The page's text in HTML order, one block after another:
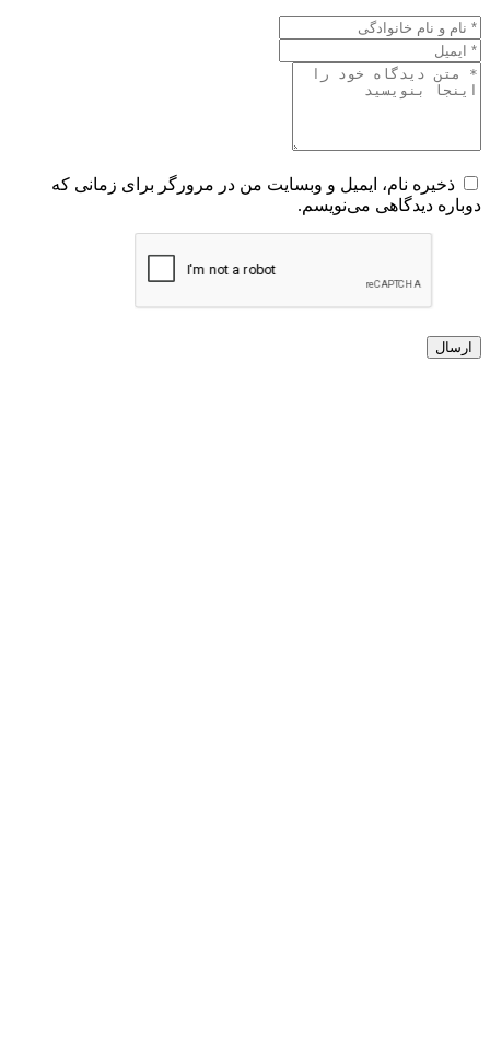
ذخیره نام، ایمیل و وبسایت من در مرورگر برای زمانی که
دوباره دیدگاهی می‌نویسم.
ارسال